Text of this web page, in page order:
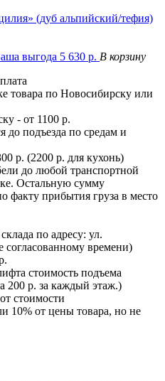
(дуб альпийский/тефия)
выгода 5 630 р. В корзину
товара по Новосибирску или
- от 1100 р.
до подъезда по средам и
р. (2200 р. для кухонь)
до любой транспортной
Остальную сумму
факту прибытия груза в место
по адресу: ул.
согласованному времени)
стоимость подъема
200 р. за каждый этаж.)
стоимости
10% от цены товара, но не